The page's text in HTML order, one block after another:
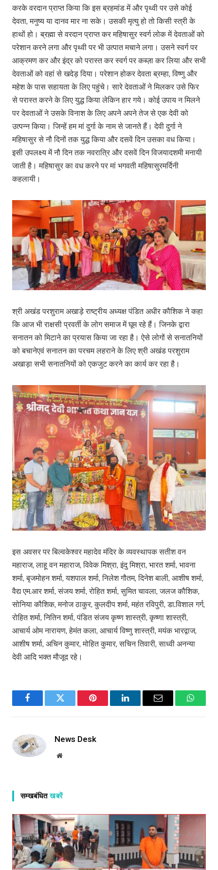
करके वरदान प्राप्त किया कि इस ब्रहमांड में और पृथ्वी पर उसे कोई
देवता, मनुष्य या दानव मार ना सके। उसकी मृत्यु हो तो किसी स्त्री के
हाथों हो। ब्रह्मा से वरदान प्राप्त कर महिषासुर स्वर्ग लोक में देवताओं को
परेशान करने लगा और पृथ्वी पर भी उत्पात मचाने लगा। उसने स्वर्ग पर
आक्रमण कर और इंद्र को परास्त कर स्वर्ग पर कब्ज़ा कर लिया और सभी
देवताओं को वहां से खदेड़ दिया। परेशान होकर देवता ब्रम्हा, विष्णु और
महेश के पास सहायता के लिए पहुंचे। सारे देवताओं ने मिलकर उसे फिर
से परास्त करने के लिए युद्ध किया लेकिन हार गये। कोई उपाय न मिलने
पर देवताओं ने उसके विनाश के लिए अपने अपने तेज से एक देवी को
उत्पन्न किया। जिन्हें हम मां दुर्गा के नाम से जानते हैं। देवी दुर्गा ने
महिषासुर से नौ दिनों तक युद्ध किया और दसवें दिन उसका वध किया।
इसी उपलक्ष्य में नौ दिन तक नवरात्रि और दसवें दिन विजयादशमी मनायी
जाती है। महिषासुर का वध करने पर मां भगवती महिषासुरमर्दिनी
कहलायी।
श्री अखंड परशुराम अखाड़े राष्ट्रीय अध्यक्ष पंडित अधीर कौशिक ने कहा
कि आज भी राक्षसी प्रवर्ती के लोग समाज में घूम रहे हैं। जिनके द्वारा
सनातन को मिटाने का प्रयास किया जा रहा है। ऐसे लोगों से सनातनियों
को बचानेएवं सनातन का परचम लहराने के लिए श्री अखंड परशुराम
अखाड़ा सभी सनातनियों को एकजुट करने का कार्य कर रहा है।
इस अवसर पर बिल्वकेश्वर महादेव मंदिर के व्यवस्थापक सतीश वन
महाराज, लाहू वन महाराज, विवेक मिश्रा, इंदु मिश्रा, भारत शर्मा, भावना
शर्मा, बृजमोहन शर्मा, यशपाल शर्मा, निलेश गौतम, दिनेश बाली, आशीष शर्मा,
वैद्य एम.आर शर्मा, संजय शर्मा, रोहित शर्मा, सुमित चावला, जलज कौशिक,
सोनिया कौशिक, मनोज ठाकुर, कुलदीप शर्मा, महंत रविपुरी, डा.विशाल गर्ग,
रोहित शर्मा, नितिन शर्मा, पंडित संजय कृष्ण शास्त्री, कृष्णा शास्त्री,
आचार्य ओम नारायण, हेमंत कला, आचार्य विष्णु शास्त्री, मयंक भारद्वाज,
आशीष शर्मा, अचिन कुमार, मोहित कुमार, सचिन तिवारी, साध्वी अनन्या
देवी आदि भक्त मौजूद रहे।
FacebookTwitter Pinterest LinkedInEmail
News Desk
Website
सम्खबंधितखबरें